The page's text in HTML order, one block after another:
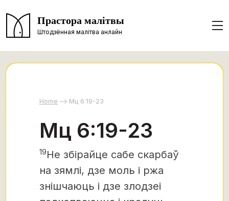
Прастора малітвы
Штодзённая малітва анлайн
Home Мц 6:19-23
Мц 6:19-23
19Не збірайце сабе скарбаў
на зямлі, дзе моль і ржа
знішчаюць і дзе злодзеі